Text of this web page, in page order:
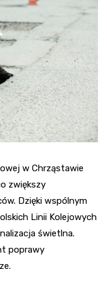
w Chrząstawie
zwiększy
Dzięki wspólnym
Linii Kolejowych
świetlna.
poprawy